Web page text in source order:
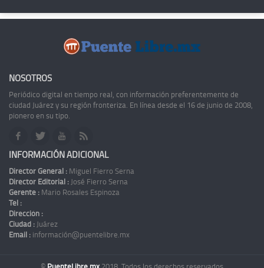
NOSOTROS
Periódico digital en tiempo real, con información preferentemente de
ciudad Juárez y su región fronteriza. En línea desde el 16 de junio de 2008,
pionero en su tipo.
INFORMACIÓN ADICIONAL
Director General : Miguel Fierro Serna
Director Editorial : José Fierro Serna
Gerente : Mario Rosales Espinoza
Tel :
Dirección :
Ciudad : Juárez
Email : información@puentelibre.mx